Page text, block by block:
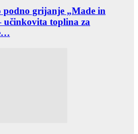
podno grijanje „Made in
učinkovita toplina za